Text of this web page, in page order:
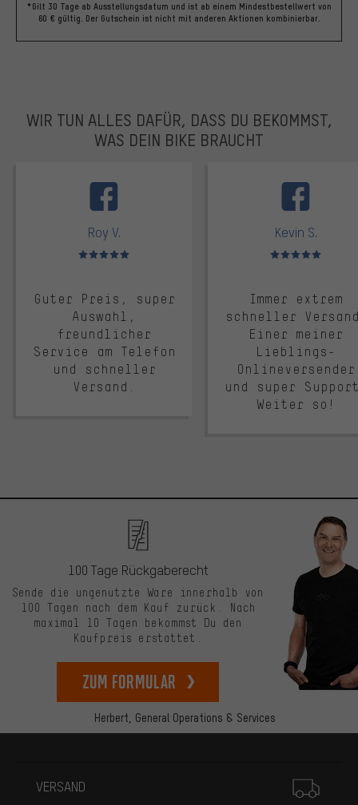
*Gilt 30 Tage ab Ausstellungsdatum und ist ab einem Mindestbestellwert von
60 € gültig. Der Gutschein ist nicht mit anderen Aktionen kombinierbar.
WIR TUN ALLES DAFÜR, DASS DU BEKOMMST,
WAS DEIN BIKE BRAUCHT
Roy V.
Bewertungen: 5 von 5
Guter Preis, super
Auswahl,
freundlicher
Service am Telefon
und schneller
Versand.
Kevin S.
Bewertungen: 5 von 5
Immer extrem
schneller
Einer meiner
Lieblings-
Onlineversender
und super
Weiter so!
Herbert, General Operations & Services
100 Tage Rückgaberecht
Sende die ungenutzte Ware innerhalb von
100 Tagen nach dem Kauf zurück. Nach
maximal 10 Tagen bekommst Du den
Kaufpreis erstattet.
zum Formular
VERSAND